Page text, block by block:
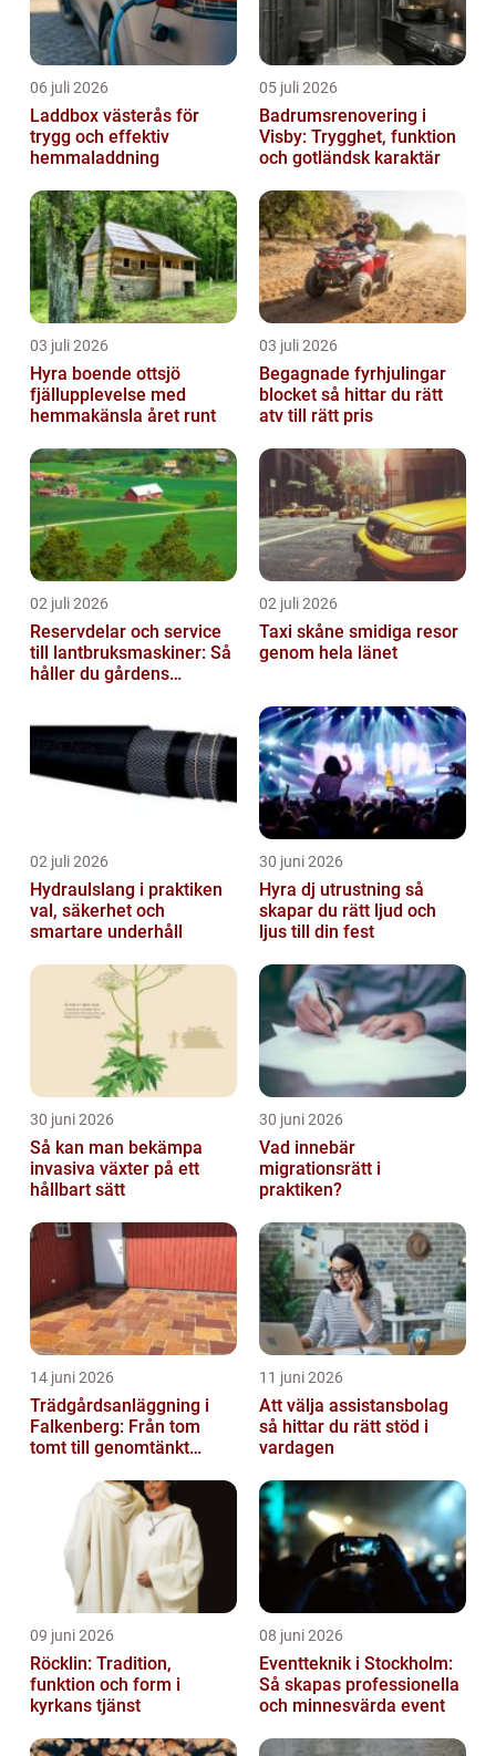
06 juli 2026
Laddbox västerås för
trygg och effektiv
hemmaladdning
05 juli 2026
Badrumsrenovering i
Visby: Trygghet, funktion
och gotländsk karaktär
03 juli 2026
Hyra boende ottsjö
fjällupplevelse med
hemmakänsla året runt
03 juli 2026
Begagnade fyrhjulingar
blocket så hittar du rätt
atv till rätt pris
02 juli 2026
Reservdelar och service
till lantbruksmaskiner: Så
håller du gårdens
02 juli 2026
Taxi skåne smidiga resor
genom hela länet
02 juli 2026
Hydraulslang i praktiken
val, säkerhet och
smartare underhåll
30 juni 2026
Hyra dj utrustning så
skapar du rätt ljud och
ljus till din fest
30 juni 2026
Så kan man bekämpa
invasiva växter på ett
hållbart sätt
30 juni 2026
Vad innebär
migrationsrätt i
praktiken?
14 juni 2026
Trädgårdsanläggning i
Falkenberg: Från tom
tomt till genomtänkt
11 juni 2026
Att välja assistansbolag
så hittar du rätt stöd i
vardagen
09 juni 2026
Röcklin: Tradition,
funktion och form i
kyrkans tjänst
08 juni 2026
Eventteknik i Stockholm:
Så skapas professionella
och minnesvärda event